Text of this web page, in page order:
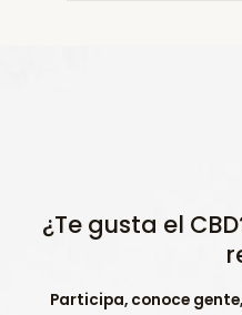
¿Te gusta el
Participa, conoce